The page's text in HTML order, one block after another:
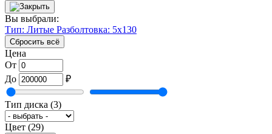
Вы выбрали:
Тип: Литые Разболтовка: 5x130
Сбросить всё
Цена
От
До
₽
Тип диска (3)
Цвет (29)